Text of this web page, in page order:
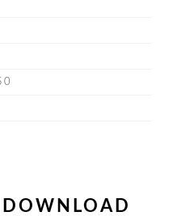
DOWNLOAD